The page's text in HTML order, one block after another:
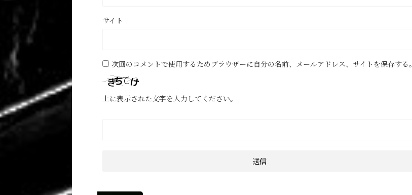
サイト
次回のコメントで使用するためブラウザーに自分の名前、メールアドレス、サイトを保存する。
上に表示された文字を入力してください。